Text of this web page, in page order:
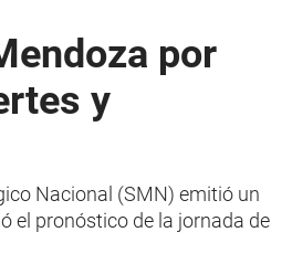
por
y
Nacional (SMN) emitió un
el pronóstico de la jornada de